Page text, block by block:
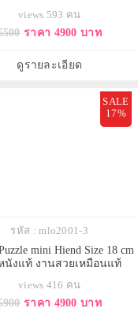
views 593 คน
ราคา 4900 บาท
ดูรายละเอียด
SALE
17%
รหัส : mlo2001-3
mini Hiend Size 18 cm
นังแท้ งานสวยเหมือนแท้
views 416 คน
ราคา 4900 บาท